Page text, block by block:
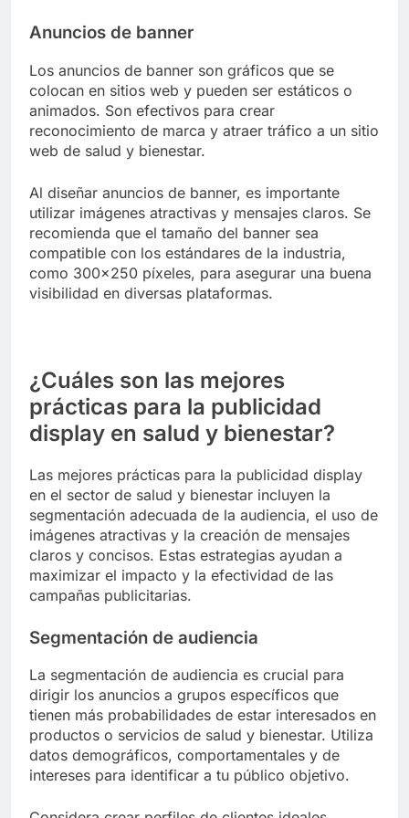
Anuncios de banner
Los anuncios de banner son gráficos que se
colocan en sitios web y pueden ser estáticos o
animados. Son efectivos para crear
reconocimiento de marca y atraer tráfico a un sitio
web de salud y bienestar.
Al diseñar anuncios de banner, es importante
utilizar imágenes atractivas y mensajes claros. Se
recomienda que el tamaño del banner sea
compatible con los estándares de la industria,
como 300×250 píxeles, para asegurar una buena
visibilidad en diversas plataformas.
¿Cuáles son las mejores
prácticas para la publicidad
display en salud y bienestar?
Las mejores prácticas para la publicidad display
segmentación adecuada de la audiencia, el uso de
imágenes atractivas y la creación de mensajes
claros y concisos. Estas estrategias ayudan a
maximizar el impacto y la efectividad de las
campañas publicitarias.
Segmentación de audiencia